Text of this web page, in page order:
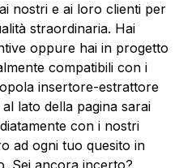
nostri e ai loro clienti per
straordinaria. Hai
oppure hai in progetto
compatibili con i
insertore-estrattore
lato della pagina sarai
con i nostri
ad ogni tuo quesito in
Sei ancora incerto?